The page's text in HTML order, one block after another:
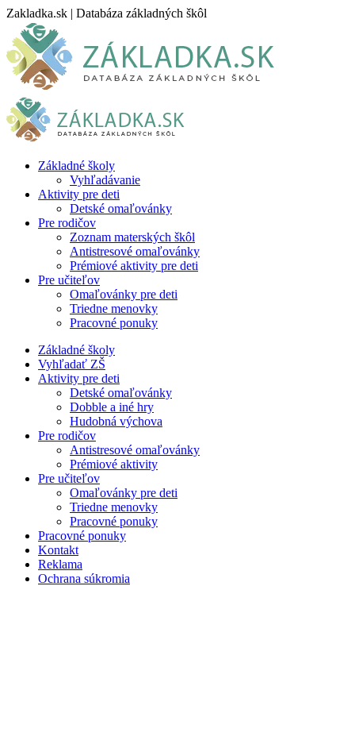
Skip
content
Zakladka.sk | Databáza základných škôl
Základné školy
Vyhľadávanie
Aktivity pre deti
Detské omaľovánky
Pre rodičov
Zoznam materských škôl
Antistresové omaľovánky
Prémiové aktivity pre deti
Pre učiteľov
Omaľovánky pre deti
Triedne menovky
Pracovné ponuky
Základné školy
Vyhľadať ZŠ
Aktivity pre deti
Detské omaľovánky
Dobble a iné hry
Hudobná výchova
Pre rodičov
Antistresové omaľovánky
Prémiové aktivity
Pre učiteľov
Omaľovánky pre deti
Triedne menovky
Pracovné ponuky
Pracovné ponuky
Kontakt
Reklama
Ochrana súkromia